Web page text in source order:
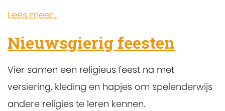
Lees meer...
Nieuwsgierig feesten
Vier samen een religieus feest na met
versiering, kleding en hapjes om spelenderwijs
andere religies te leren kennen.